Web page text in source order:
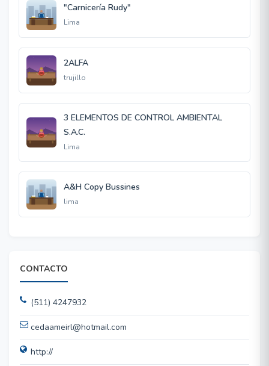
"Carnicería Rudy"
Lima
2ALFA
trujillo
3 ELEMENTOS DE CONTROL AMBIENTAL
S.A.C.
Lima
A&H Copy Bussines
lima
CONTACTO
(511) 4247932
cedaameirl@hotmail.com
http://